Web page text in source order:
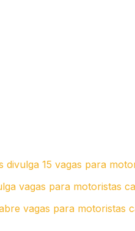
divulga 15 vagas para
vagas para motoristas
vagas para motoristas